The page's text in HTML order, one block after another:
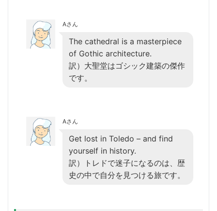
Aさん
The cathedral is a masterpiece
of Gothic architecture.
訳）大聖堂はゴシック建築の傑作
です。
Aさん
Get lost in Toledo – and find
yourself in history.
訳）トレドで迷子になるのは、歴
史の中で自分を見つける旅です。